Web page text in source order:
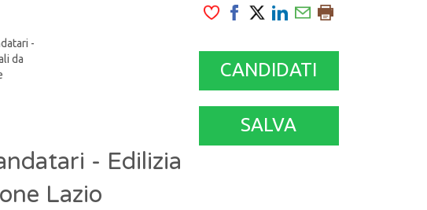
- Edilizia
Lazio
CANDIDATI
SALVA